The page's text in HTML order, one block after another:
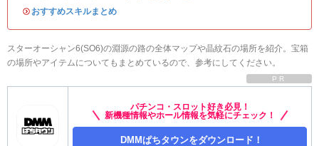
・ おすすめスキルまとめ
スターオーシャン6(SO6)の淵源の路の全体マップや晶紋石の場所を紹介。宝箱
の場所やアイテムについてもまとめているので、参考にしてください。
PR
パチンコ・スロット好き必見！
新機種情報やホール情報を気軽にチェック！
DMMぱちタウンをダウンロード！